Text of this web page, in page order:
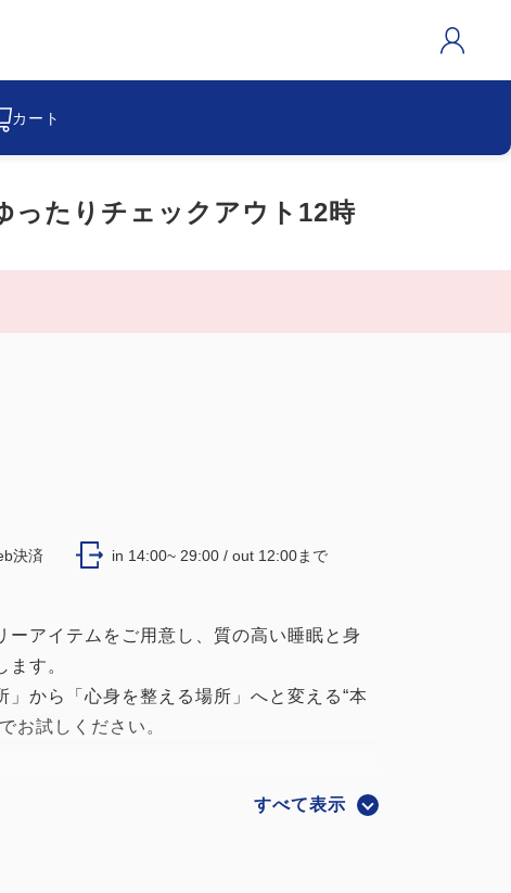
カート
ったりチェックアウト12時
決済 in 14:00~ 29:00 / out 12:00まで
ーアイテムをご用意し、質の高い睡眠と身
す。
」から「心身を整える場所」へと変える“本
お試しください。
肉のこりを改善し、自然な回復が期待で
すべて表示